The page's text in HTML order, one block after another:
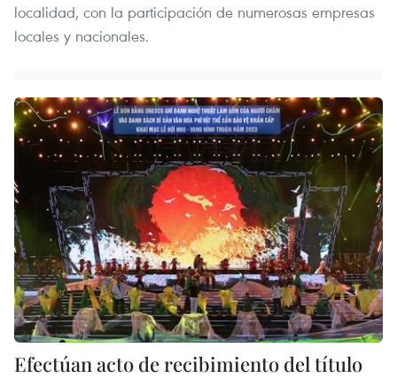
localidad, con la participación de numerosas empresas
locales y nacionales.
Efectúan acto de recibimiento del título